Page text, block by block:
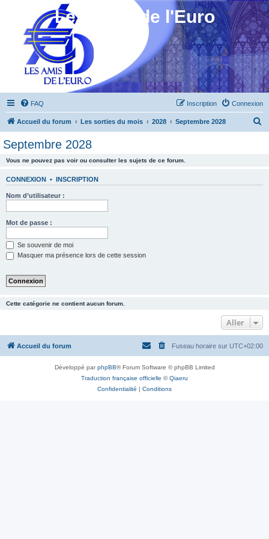
Les Amis de l'Euro
FAQ Connexion
Inscription
Accueil du forum Les sorties du mois 2028 Septembre 2028
Septembre 2028
Vous ne pouvez pas voir ou consulter les sujets de ce forum.
CONNEXION • INSCRIPTION
Nom d’utilisateur :
Mot de passe :
Se souvenir de moi
Masquer ma présence lors de cette session
Cette catégorie ne contient aucun forum.
Aller
Accueil du forum Fuseau horaire sur UTC+02:00
Développé parphpBB® Forum Software © phpBB Limited
Traduction française officielle ©Qiaeru
Confidentialité | Conditions